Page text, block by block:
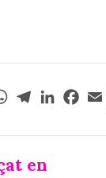
WhatsApp
TelegramLinkedIn
en